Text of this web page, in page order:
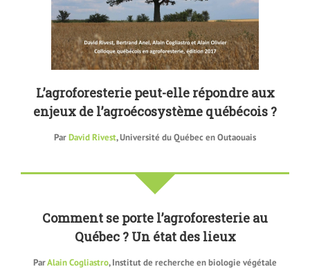
L’agroforesterie peut-elle répondre aux
enjeux de l’agroécosystème québécois ?
ParDavid Rivest, Université du Québec en Outaouais
Comment se porte l’agroforesterie au
Québec ? Un état des lieux
ParAlain Cogliastro, Institut de recherche en biologie végétale